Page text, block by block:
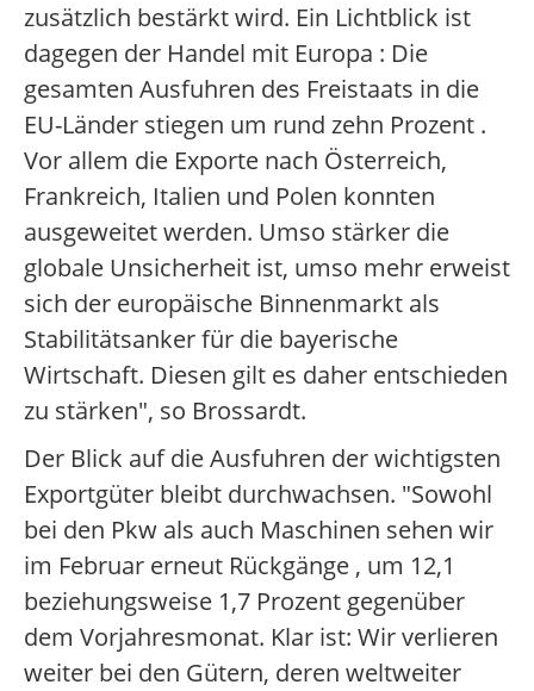
zusätzlich bestärkt wird. Ein Lichtblick ist
dagegen der Handel mit Europa : Die
gesamten Ausfuhren des Freistaats in die
EU-Länder stiegen um rund zehn Prozent .
Vor allem die Exporte nach Österreich,
Frankreich, Italien und Polen konnten
ausgeweitet werden. Umso stärker die
globale Unsicherheit ist, umso mehr erweist
sich der europäische Binnenmarkt als
Stabilitätsanker für die bayerische
Wirtschaft. Diesen gilt es daher entschieden
zu stärken", so Brossardt.
Der Blick auf die Ausfuhren der wichtigsten
Exportgüter bleibt durchwachsen. "Sowohl
bei den Pkw als auch Maschinen sehen wir
im Februar erneut Rückgänge , um 12,1
beziehungsweise 1,7 Prozent gegenüber
dem Vorjahresmonat. Klar ist: Wir verlieren
weiter bei den Gütern, deren weltweiter